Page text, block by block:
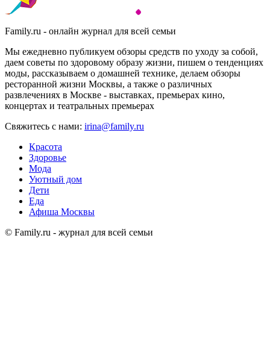
Family.ru - онлайн журнал для всей семьи
Мы ежедневно публикуем обзоры средств по уходу за собой,
даем советы по здоровому образу жизни, пишем о тенденциях
моды, рассказываем о домашней технике, делаем обзоры
ресторанной жизни Москвы, а также о различных
развлечениях в Москве - выставках, премьерах кино,
концертах и театральных премьерах
Свяжитесь с нами: irina@family.ru
Красота
Здоровье
Мода
Уютный дом
Дети
Еда
Афиша Москвы
© Family.ru - журнал для всей семьи